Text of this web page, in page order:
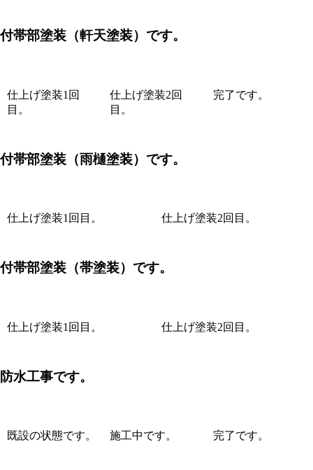
付帯部塗装（軒天塗装）です。
仕上げ塗装1回
目。
仕上げ塗装2回
目。
完了です。
付帯部塗装（雨樋塗装）です。
仕上げ塗装1回目。 仕上げ塗装2回目。
付帯部塗装（帯塗装）です。
仕上げ塗装1回目。 仕上げ塗装2回目。
防水工事です。
既設の状態です。 施工中です。 完了です。